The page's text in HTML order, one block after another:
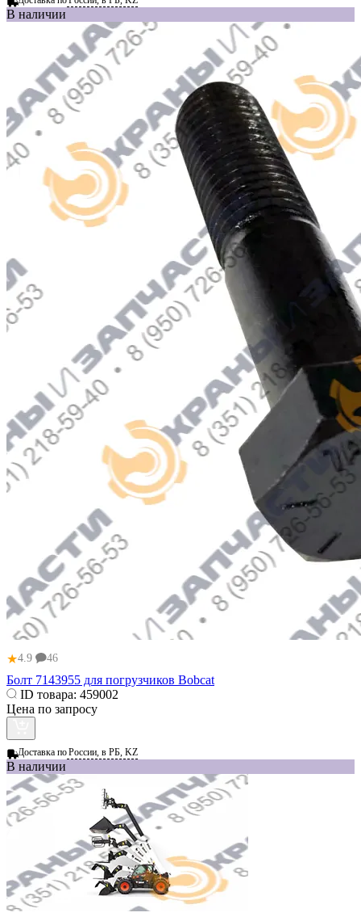
В наличии
★4.9 46
Болт 7143955 для погрузчиков Bobcat
ID товара: 459002
Цена по запросу
Доставка поРоссии, в РБ, KZ
В наличии